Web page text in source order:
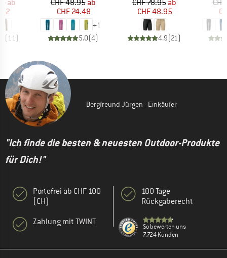
Preis
ab
( 11)
Preis
CHF 48.95reduzierter Preis
ab
CHF 24.48
+1
5.0(4)
Preis
CHF 78.95reduzierter Preis
ab
CHF 48.95
4.9(21)
Bergfreund Jürgen - Einkäufer
"Ich finde die besten & neuesten Outdoor-Produkte
für Dich!"
Portofrei ab CHF 100
(CH)
Zahlung mit TWINT
100 Tage
Rückgaberecht
So bewerten uns
7.724 Kunden